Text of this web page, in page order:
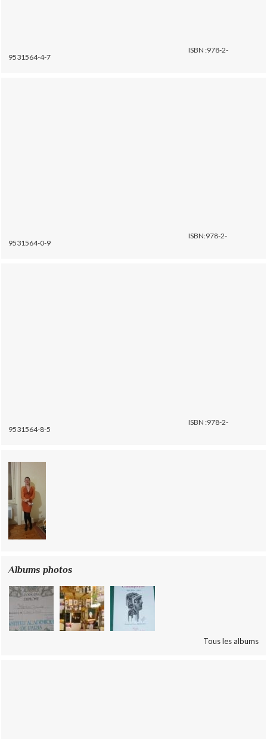
ISBN :978-2-
9531564-4-7
ISBN:978-2-
9531564-0-9
ISBN :978-2-
9531564-8-5
Albums photos
Tous les albums